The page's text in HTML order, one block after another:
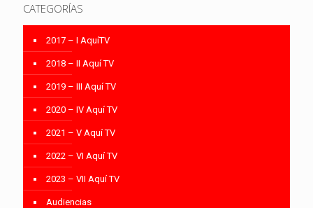
CATEGORÍAS
2017 – I AquíTV
2018 – II Aquí TV
2019 – III Aquí TV
2020 – IV Aquí TV
2021 – V Aquí TV
2022 – VI Aquí TV
2023 – VII Aquí TV
Audiencias